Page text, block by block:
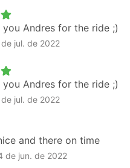
Andres for the ride ;)
jul. de 2022
Andres for the ride ;)
jul. de 2022
and there on time
de jun. de 2022